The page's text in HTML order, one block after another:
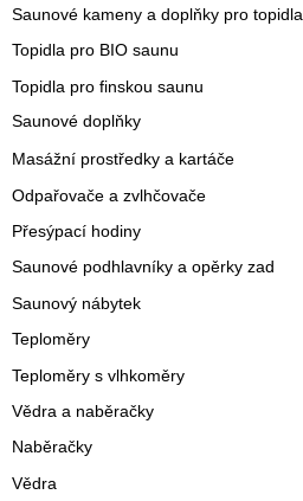
Saunové kameny a doplňky pro topidla
Topidla pro BIO saunu
Topidla pro finskou saunu
Saunové doplňky
Masážní prostředky a kartáče
Odpařovače a zvlhčovače
Přesýpací hodiny
Saunové podhlavníky a opěrky zad
Saunový nábytek
Teploměry
Teploměry s vlhkoměry
Vědra a naběračky
Naběračky
Vědra